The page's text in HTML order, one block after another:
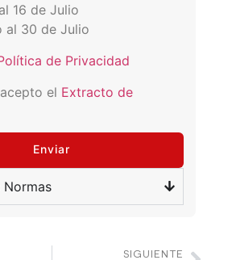
16 de Julio
al 30 de Julio
de Privacidad
el Extracto de
Enviar
SIGUIENTE